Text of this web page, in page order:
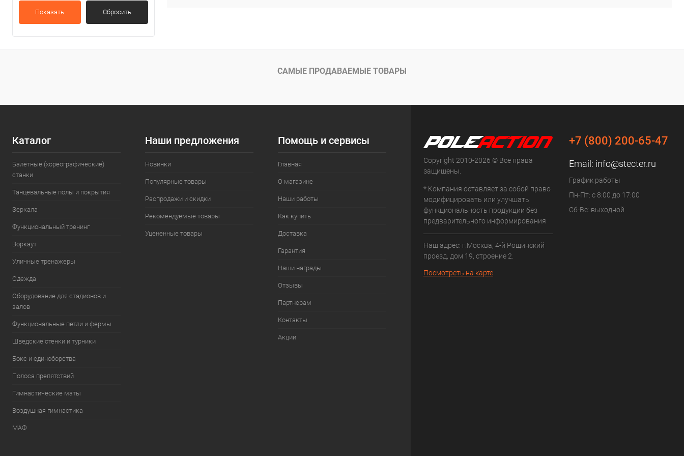
Показать Сбросить
САМЫЕ ПРОДАВАЕМЫЕ ТОВАРЫ
Каталог
Балетные (хореографические)
станки
Танцевальные полы и покрытия
Зеркала
Функциональный тренинг
Воркаут
Уличные тренажеры
Одежда
Оборудование для стадионов и
залов
Функциональные петли и фермы
Шведские стенки и турники
Бокс и единоборства
Полоса препятствий
Гимнастические маты
Воздушная гимнастика
МАФ
Наши предложения
Новинки
Популярные товары
Распродажи и скидки
Рекомендуемые товары
Уцененные товары
Помощь и сервисы
Главная
О магазине
Наши работы
Как купить
Доставка
Гарантия
Наши награды
Отзывы
Партнерам
Контакты
Акции
Copyright 2010-2026 © Все права
защищены.
* Компания оставляет за собой право
модифицировать или улучшать
функциональность продукции без
предварительного информирования
Наш адрес: г.Москва, 4-й Рощинский
проезд, дом 19, строение 2.
Посмотреть на карте
+7 (800) 200-65-47
Email: info@stecter.ru
График работы
Пн-Пт: с 8:00 до 17:00
Сб-Вс: выходной